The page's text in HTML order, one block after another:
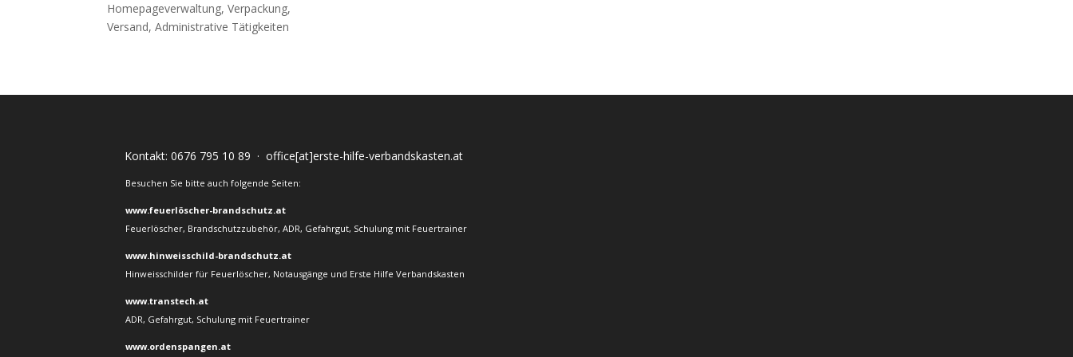
Homepageverwaltung, Verpackung,
Versand, Administrative Tätigkeiten
Kontakt:0676 795 10 89 ·office[at]erste-hilfe-verbandskasten.at
Besuchen Sie bitte auch folgende Seiten:
www.feuerlöscher-brandschutz.at
Feuerlöscher, Brandschutzzubehör, ADR, Gefahrgut, Schulung mit Feuertrainer
www.hinweisschild-brandschutz.at
Hinweisschilder für Feuerlöscher, Notausgänge und Erste Hilfe Verbandskasten
www.transtech.at
ADR, Gefahrgut, Schulung mit Feuertrainer
www.ordenspangen.at